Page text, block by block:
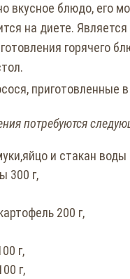
вкусное блюдо, его
на диете.
горячего
потребуются
и стакан воды
300 г,
200 г,
г,
г,